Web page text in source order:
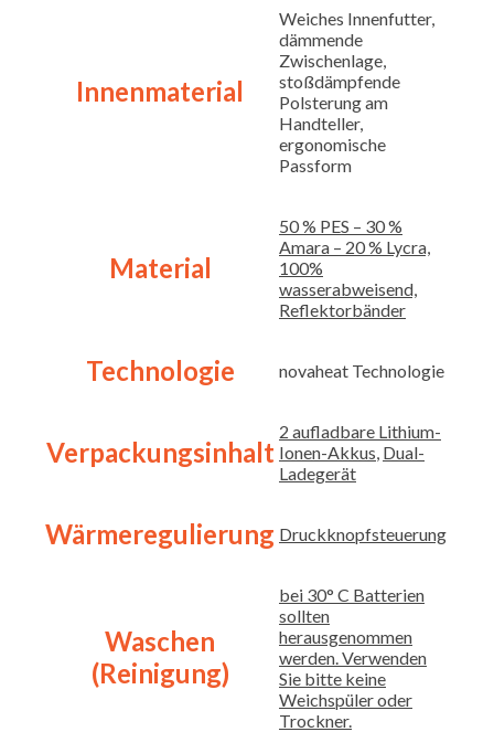
Innenmaterial
Weiches Innenfutter,
dämmende
Zwischenlage,
stoßdämpfende
Polsterung am
Handteller,
ergonomische
Passform
Material
50 % PES – 30 %
Amara – 20 % Lycra,
100%
wasserabweisend,
Reflektorbänder
Technologie novaheat Technologie
Verpackungsinhalt
2 aufladbare Lithium-
Ionen-Akkus, Dual-
Ladegerät
Wärmeregulierung Druckknopfsteuerung
Waschen
(Reinigung)
bei 30° C Batterien
sollten
herausgenommen
werden. Verwenden
Sie bitte keine
Weichspüler oder
Trockner.